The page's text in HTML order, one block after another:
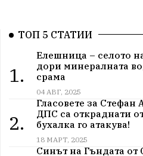
ТОП 5 СТАТИИ
1.
Елешница – селото
дори минералната
срама
04 АВГ, 2025
2.
Гласовете за Стефан
ДПС са откраднати
бухалка го атакува!
18 МАРТ, 2025
Синът на Гъндата